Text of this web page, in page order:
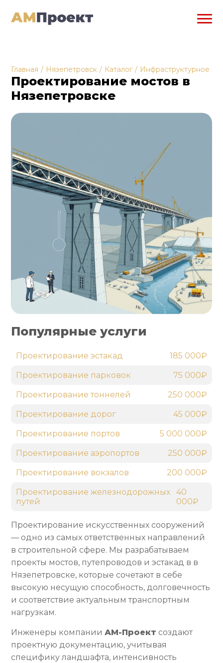
Главная / Нязепетровск / Каталог / Инфраструктурное
Проектирование мостов в
Нязепетровске
Проектирование искусственных сооружений
— одно из самых ответственных направлений
в строительной сфере. Мы разрабатываем
проекты мостов, путепроводов и эстакад в в
Нязепетровске, которые сочетают в себе
высокую несущую способность, долговечность
и соответствие актуальным транспортным
нагрузкам.
Инженеры компанииАМ-Проект создают
проектную документацию, учитывая
специфику ландшафта, интенсивность
Популярные услуги
Проектирование эстакад 185 000₽
Проектирование парковок 75 000₽
Проектирование тоннелей 250 000₽
Проектирование дорог 45 000₽
Проектирование портов 5 000 000₽
Проектирование аэропортов 250 000₽
Проектирование вокзалов 200 000₽
Проектирование железнодорожных
путей
40
000₽